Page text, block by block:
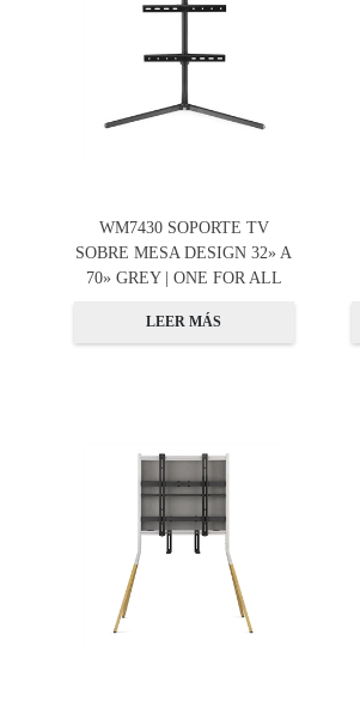
WM7430 SOPORTE TV
SOBRE MESA DESIGN 32» A
70» GREY | ONE FOR ALL
LEER MÁS